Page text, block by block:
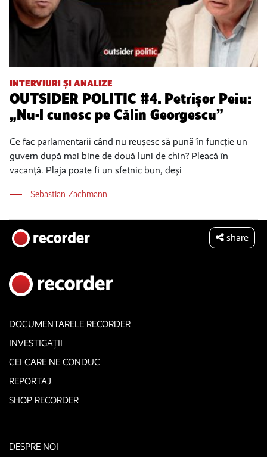
INTERVIURI ȘI ANALIZE
OUTSIDER POLITIC #4. Petrișor Peiu:
„Nu-l cunosc pe Călin Georgescu”
Ce fac parlamentarii când nu reușesc să pună în funcție un
guvern după mai bine de două luni de chin? Pleacă în
vacanță. Plaja poate fi un sfetnic bun, deși
Sebastian Zachmann
share
DOCUMENTARELE RECORDER
INVESTIGAȚII
CEI CARE NE CONDUC
REPORTAJ
SHOP RECORDER
DESPRE NOI